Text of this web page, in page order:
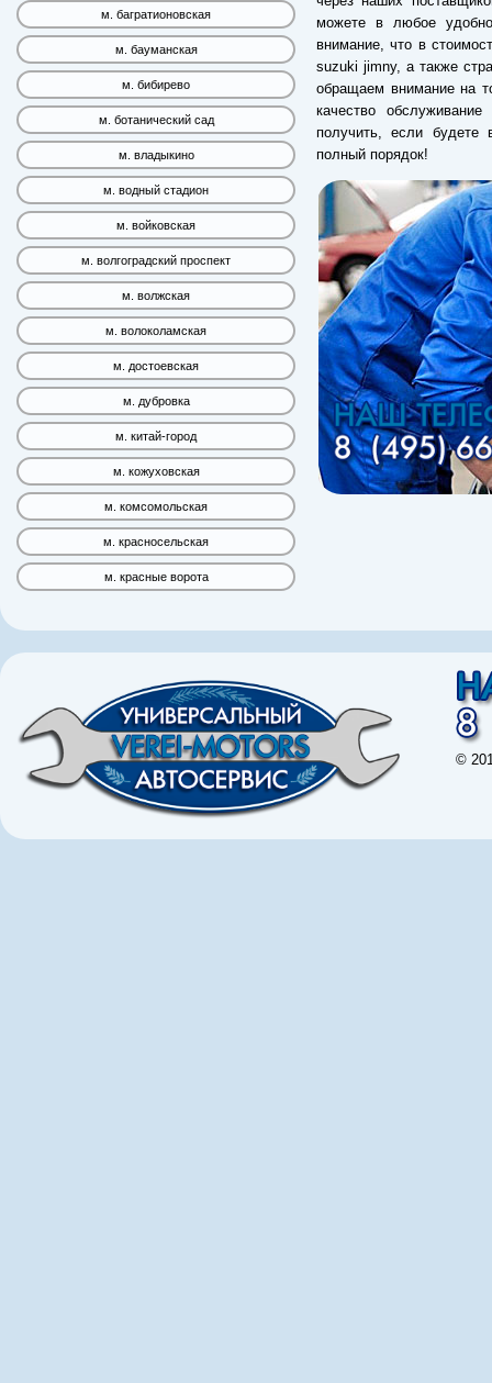
м. багратионовская
м. бауманская
м. бибирево
м. ботанический сад
м. владыкино
м. водный стадион
м. войковская
м. волгоградский проспект
м. волжская
м. волоколамская
м. достоевская
м. дубровка
м. китай-город
м. кожуховская
м. комсомольская
м. красносельская
м. красные ворота
можете в любое
внимание, что в
suzuki jimny, а также
обращаем внимание на
качество
получить, если будете
полный порядок!
©